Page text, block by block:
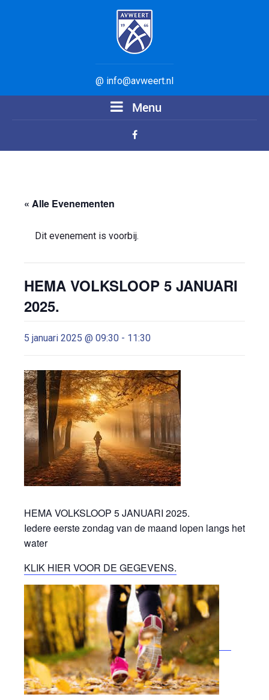
@ info@avweert.nl
Menu
« Alle Evenementen
Dit evenement is voorbij.
HEMA VOLKSLOOP 5 JANUARI
2025.
5 januari 2025 @ 09:30 - 11:30
HEMA VOLKSLOOP 5 JANUARI 2025.
Iedere eerste zondag van de maand lopen langs het
water
KLIK HIER VOOR DE GEGEVENS.